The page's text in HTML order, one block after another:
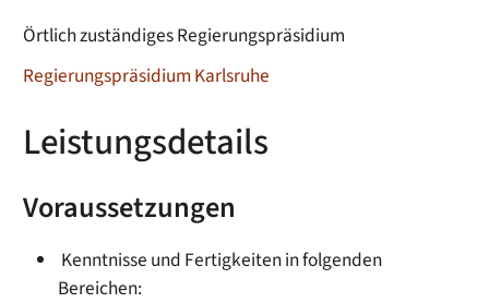
Örtlich zuständiges Regierungspräsidium
Regierungspräsidium Karlsruhe
Leistungsdetails
Voraussetzungen
​​ Kenntnisse und Fertigkeiten in folgenden
Bereichen: